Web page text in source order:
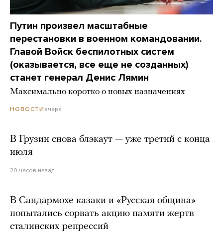
Путин произвел масштабные
перестановки в военном командовании.
Главой Войск беспилотных систем
(оказывается, все еще не созданных)
станет генерал Денис Лямин
Максимально коротко о новых назначениях
НОВОСТИ вчера
В Грузии снова блэкаут — уже третий с конца
июля
20 часов назад
В Сандармохе казаки и «Русская община»
попытались сорвать акцию памяти жертв
сталинских репрессий